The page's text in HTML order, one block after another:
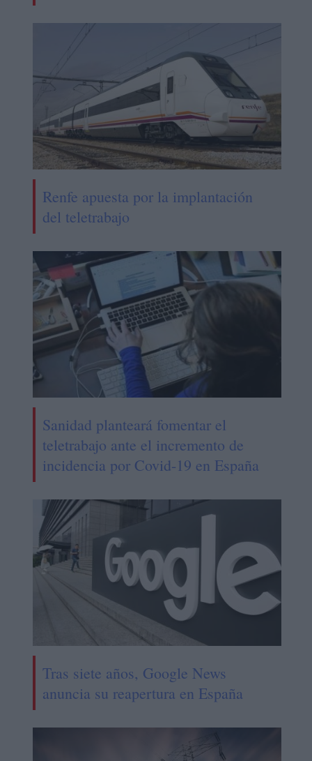
Renfe apuesta por la implantación
del teletrabajo
Sanidad planteará fomentar el
teletrabajo ante el incremento de
incidencia por Covid-19 en España
Tras siete años, Google News
anuncia su reapertura en España